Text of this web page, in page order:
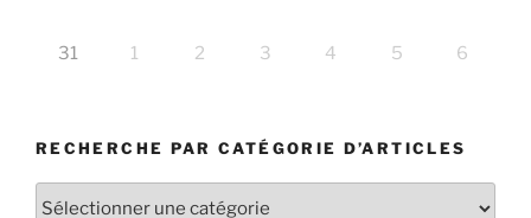
31 1 2 3 4 5 6
RECHERCHE PAR CATÉGORIE D’ARTICLES
Recherche